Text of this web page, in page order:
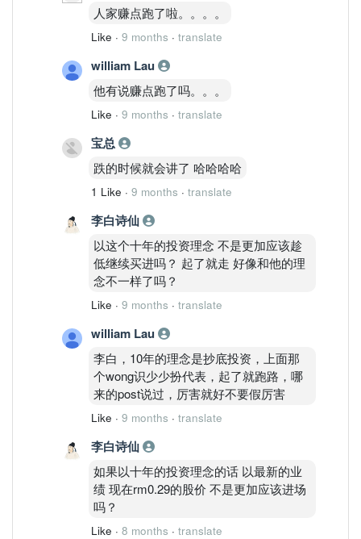
人家赚点跑了啦。。。。
Like · 9 months · translate
william Lau
他有说赚点跑了吗。。。
Like · 9 months · translate
宝总
跌的时候就会讲了 哈哈哈哈
1 Like · 9 months · translate
李白诗仙
以这个十年的投资理念 不是更加应该趁
低继续买进吗？ 起了就走 好像和他的理
念不一样了吗？
Like · 9 months · translate
william Lau
李白，10年的理念是抄底投资，上面那
个wong识少少扮代表，起了就跑路，哪
来的post说过，厉害就好不要假厉害
Like · 9 months · translate
李白诗仙
如果以十年的投资理念的话 以最新的业
绩 现在rm0.29的股价 不是更加应该进场
吗？
Like · 8 months · translate